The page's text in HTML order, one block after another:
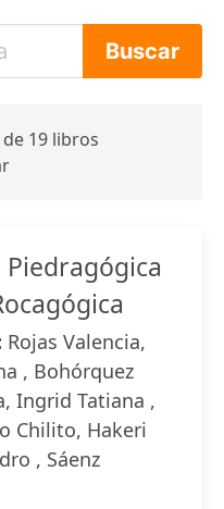
19 libros
Piedragógica
Rojas Valencia,
, Bohórquez
Ingrid Tatiana ,
Chilito, Hakeri
, Sáenz